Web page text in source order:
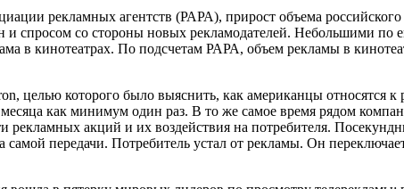
рекламных агентств (РАРА), прирост объема
и спросом со стороны новых рекламодателей. Небольшими
в кинотеатрах. По подсчетам РАРА, объем рекламы в
целью которого было выяснить, как американцы относятся к
как минимум один раз. В то же самое время рядом
акций и их воздействия на потребителя.
передачи. Потребитель устал от рекламы. Он